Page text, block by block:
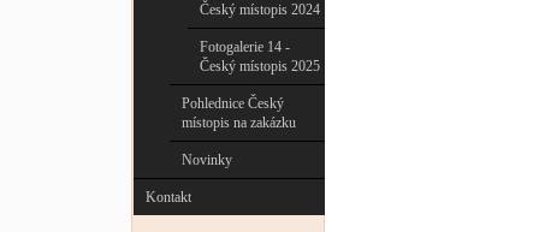
Český místopis 2024
Fotogalerie 14 -
Český místopis 2025
Pohlednice Český
místopis na zakázku
Novinky
Kontakt